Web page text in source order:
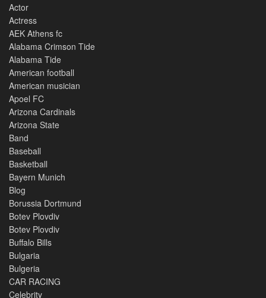
Actor
Actress
AEK Athens fc
Alabama Crimson Tide
Alabama Tide
American football
American musician
Apoel FC
Arizona Cardinals
Arizona State
Band
Baseball
Basketball
Bayern Munich
Blog
Borussia Dortmund
Botev Plovdiv
Botev Plovdiv
Buffalo Bills
Bulgaria
Bulgeria
CAR RACING
Celebrity